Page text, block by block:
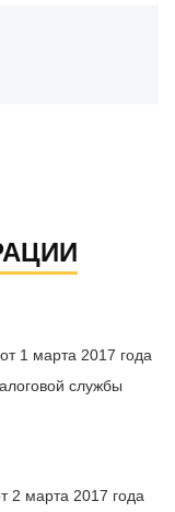
1 марта 2017 года
службы
2 марта 2017 года